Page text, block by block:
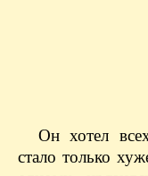
Он хотел
стало только